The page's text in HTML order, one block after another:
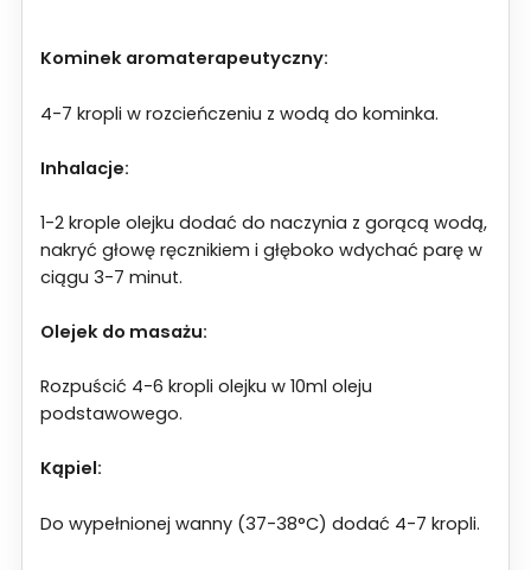
Kominek aromaterapeutyczny:
4-7 kropli w rozcieńczeniu z wodą do kominka.
Inhalacje:
1-2 krople olejku dodać do naczynia z gorącą wodą,
nakryć głowę ręcznikiem i głęboko wdychać parę w
ciągu 3-7 minut.
Olejek do masażu:
Rozpuścić 4-6 kropli olejku w 10ml oleju
podstawowego.
Kąpiel:
Do wypełnionej wanny (37-38°C) dodać 4-7 kropli.